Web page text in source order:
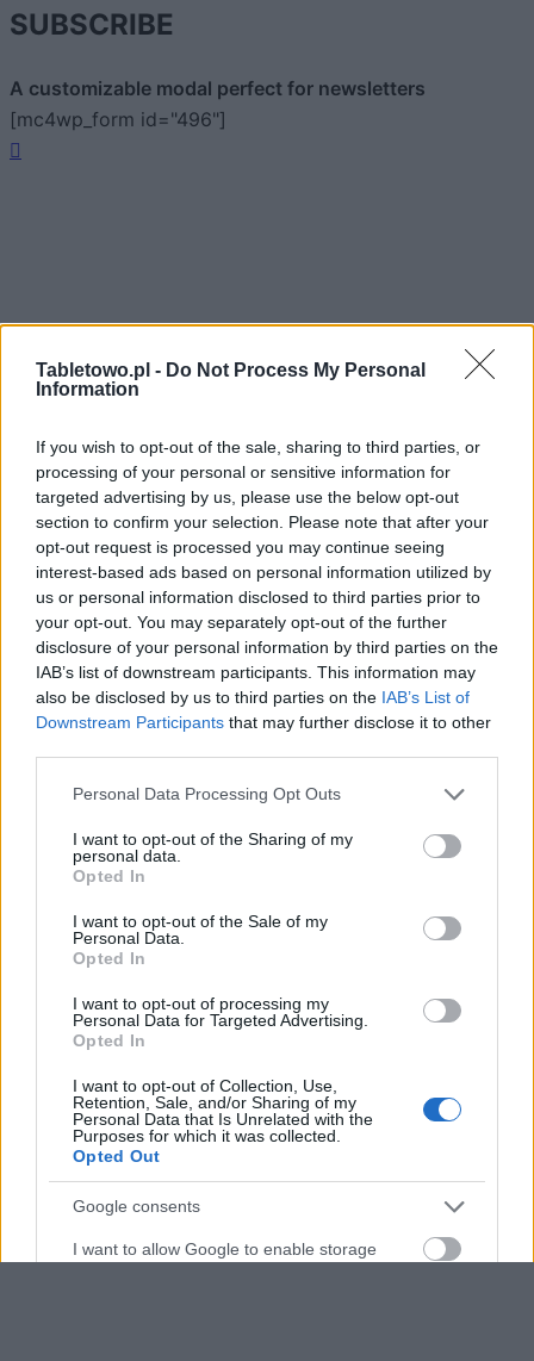
Tabletowo.pl - Do Not Process My Personal
Information
If you wish to opt-out of the sale, sharing to third parties, or
processing of your personal or sensitive information for
targeted advertising by us, please use the below opt-out
section to confirm your selection. Please note that after your
opt-out request is processed you may continue seeing
interest-based ads based on personal information utilized by
us or personal information disclosed to third parties prior to
your opt-out. You may separately opt-out of the further
disclosure of your personal information by third parties on the
IAB’s list of downstream participants. This information may
also be disclosed by us to third parties on the IAB’s List of
Downstream Participants that may further disclose it to other
Please note that this website/app uses one or more Google
not limited to your visit or usage behaviour. You may click to
grant or deny consent to Google and its third-party tags to
use your data for below specified purposes in below Google
consent section.
Personal Data Processing Opt Outs
I want to opt-out of the Sharing of my
personal data.
Opted In
I want to opt-out of the Sale of my
Personal Data.
Opted In
I want to opt-out of processing my
Personal Data for Targeted Advertising.
Opted In
I want to opt-out of Collection, Use,
Retention, Sale, and/or Sharing of my
Personal Data that Is Unrelated with the
Purposes for which it was collected.
Opted Out
Google consents
I want to allow Google to enable storage
SUBSCRIBE
A customizable modal perfect for newsletters
[mc4wp_form id="496"]